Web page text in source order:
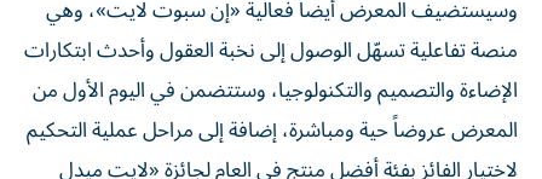
وسيستضيف المعرض أيضاً فعالية «إن سبوت لايت»، وهي
منصة تفاعلية تسهّل الوصول إلى نخبة العقول وأحدث ابتكارات
الإضاءة والتصميم والتكنولوجيا، وستتضمن في اليوم الأول من
المعرض عروضاً حية ومباشرة، إضافة إلى مراحل عملية التحكيم